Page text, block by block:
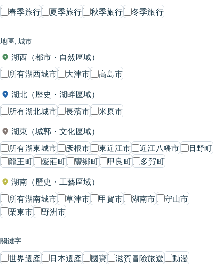
春季旅行 夏季旅行 秋季旅行 冬季旅行
地區, 城市
湖西（都市・自然區域）
所有湖西城市
大津市
高島市
湖北（歷史・湖畔區域）
所有湖北城市
長濱市
米原市
湖東（城郭・文化區域）
所有湖東城市
彥根市 東近江市 近江八幡市
日野町
龍王町
愛莊町 豐鄉町 甲良町
多賀町
湖南（歷史・工藝區域）
所有湖南城市
草津市 甲賀市 湖南市
守山市
栗東市
野洲市
關鍵字
世界遺產 日本遺產 國寶 滋賀冒險旅遊
動漫